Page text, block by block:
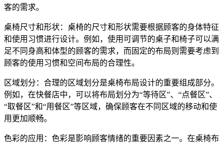
客的需求。
桌椅尺寸和形状：桌椅的尺寸和形状需要根据顾客的身体特征
和使用习惯进行设计。例如，使用可调节的桌子和椅子可以满
足不同身高和体型的顾客的需求，而固定的布局则需要考虑到
顾客的使用习惯和空间布局的合理性。
区域划分：合理的区域划分是桌椅布局设计的重要组成部分。
例如，在快餐店中，可以将布局划分为“等待区”、“点餐区”、
“取餐区”和“用餐区”等区域，确保顾客在不同区域的移动和使
用更加顺畅。
色彩的应用：色彩是影响顾客情绪的重要因素之一。在桌椅布